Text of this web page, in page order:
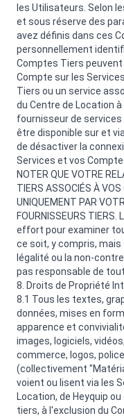
les Utilisateurs. Selon
et sous réserve des
avez définis dans ces
personnellement
Comptes Tiers
Compte sur les
Tiers ou un service
du Centre de Location
fournisseur de services
être disponible sur et
de désactiver la
Services et vos
NOTER QUE VOTRE
TIERS ASSOCIÉS À
UNIQUEMENT PAR
FOURNISSEURS
effort pour examiner
ce soit, y compris,
légalité ou la non-
pas responsable de tout
8. Droits de Propriété
8.1 Tous les textes,
données, mises en
apparence et
images, logiciels,
commerce, logos,
(collectivement
voient ou lisent via les
Location, de Heyquip
tiers, à l'exclusion du